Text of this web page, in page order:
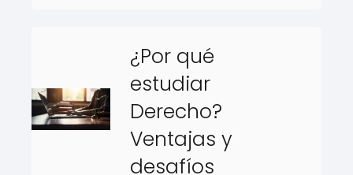
¿Por qué
estudiar
Derecho?
Ventajas y
desafíos